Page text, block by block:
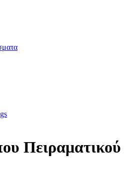
Πειραματικού